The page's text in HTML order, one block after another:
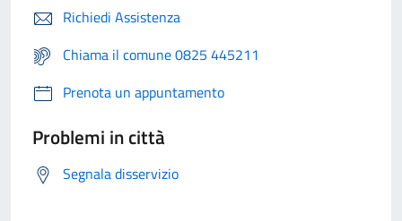
Richiedi Assistenza
Chiama il comune 0825 445211
Prenota un appuntamento
Problemi in città
Segnala disservizio